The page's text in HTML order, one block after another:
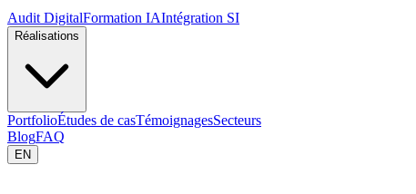
Audit DigitalFormation IAIntégration SI
Réalisations
PortfolioÉtudes de casTémoignagesSecteurs
BlogFAQ
EN